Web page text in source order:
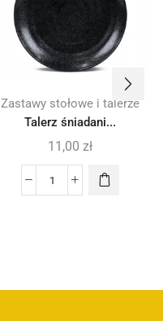
Zastawy stołowe i talerze
Talerz śniadani...
11,00 zł